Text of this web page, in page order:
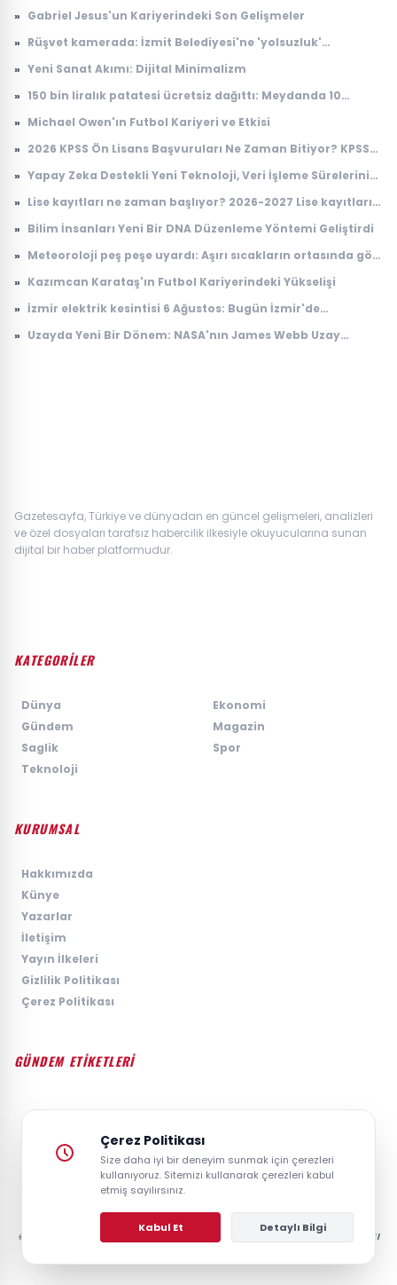
» Gabriel Jesus'un Kariyerindeki Son Gelişmeler
» Rüşvet kamerada: İzmit Belediyesi'ne 'yolsuzluk'
» Yeni Sanat Akımı: Dijital Minimalizm
» 150 bin liralık patatesi ücretsiz dağıttı: Meydanda 10
» Michael Owen'ın Futbol Kariyeri ve Etkisi
» 2026 KPSS Ön Lisans Başvuruları Ne Zaman Bitiyor? KPSS
» Yapay Zeka Destekli Yeni Teknoloji, Veri İşleme Sürelerini
» Lise kayıtları ne zaman başlıyor? 2026-2027 Lise kayıtları
» Bilim İnsanları Yeni Bir DNA Düzenleme Yöntemi Geliştirdi
» Meteoroloji peş peşe uyardı: Aşırı sıcakların ortasında gök
» Kazımcan Karataş'ın Futbol Kariyerindeki Yükselişi
» İzmir elektrik kesintisi 6 Ağustos: Bugün İzmir'de
listesi duyuruldu
» Uzayda Yeni Bir Dönem: NASA'nın James Webb Uzay
Gazetesayfa, Türkiye ve dünyadan en güncel gelişmeleri, analizleri
ve özel dosyaları tarafsız habercilik ilkesiyle okuyucularına sunan
dijital bir haber platformudur.
KATEGORİLER
Dünya
Ekonomi
Gündem
Magazin
Saglik
Spor
Teknoloji
KURUMSAL
Hakkımızda
Künye
Yazarlar
İletişim
Yayın İlkeleri
Gizlilik Politikası
Çerez Politikası
GÜNDEM ETİKETLERİ
#GÜNDEM #SIYASET #EKONOMI #SPOR #TEKNOLOJI
#DÜNYA
© 2026 GAZETESAYFA | TÜRKIYE VE DÜNYANIN GÜNCEL HABER POSTASI
Çerez Politikası
Size daha iyi bir deneyim sunmak için çerezleri
kullanıyoruz. Sitemizi kullanarak çerezleri kabul
etmiş sayılırsınız.
Kabul Et Detaylı Bilgi